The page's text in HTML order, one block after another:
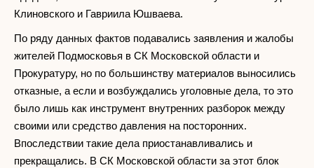
Клиновского и Гавриила Юшваева.
По ряду данных фактов подавались заявления и жалобы
жителей Подмосковья в СК Московской области и
Прокуратуру, но по большинству материалов выносились
отказные, а если и возбуждались уголовные дела, то это
было лишь как инструмент внутренних разборок между
своими или средство давления на посторонних.
Впоследствии такие дела приостанавливались и
прекращались. В СК Московской области за этот блок